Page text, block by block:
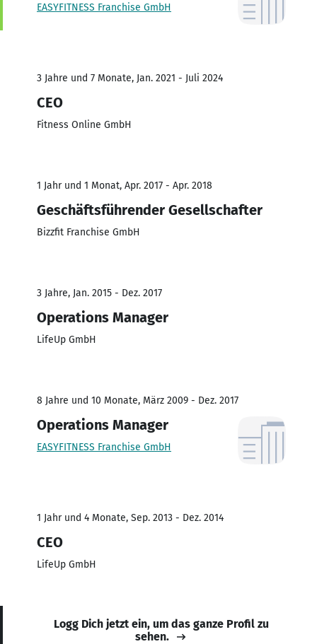
EASYFITNESS Franchise GmbH
3 Jahre und 7 Monate, Jan. 2021 - Juli 2024
CEO
Fitness Online GmbH
1 Jahr und 1 Monat, Apr. 2017 - Apr. 2018
Geschäftsführender Gesellschafter
Bizzfit Franchise GmbH
3 Jahre, Jan. 2015 - Dez. 2017
Operations Manager
LifeUp GmbH
8 Jahre und 10 Monate, März 2009 - Dez. 2017
Operations Manager
EASYFITNESS Franchise GmbH
1 Jahr und 4 Monate, Sep. 2013 - Dez. 2014
CEO
LifeUp GmbH
Logg Dich jetzt ein, um das ganze Profil zu
sehen.